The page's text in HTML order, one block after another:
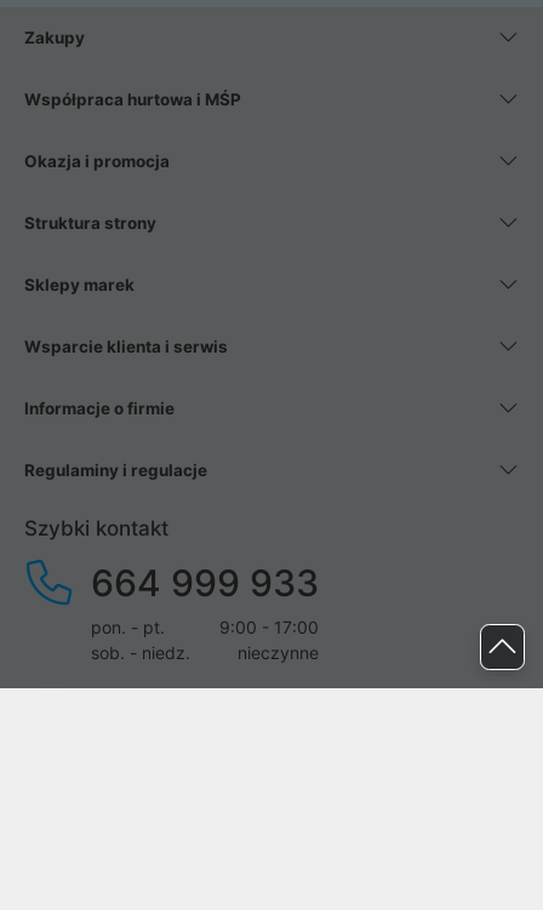
Zakupy
Współpraca hurtowa i MŚP
Okazja i promocja
Struktura strony
Sklepy marek
Wsparcie klienta i serwis
Informacje o firmie
Regulaminy i regulacje
Szybki kontakt
664 999 933
pon. - pt.
9:00 - 17:00
sob. - niedz.
nieczynne